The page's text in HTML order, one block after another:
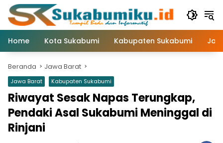
Langsung
konten
Home
Kota Sukabumi Kabupaten Sukabumi
Beranda Jawa Barat
Jawa Barat Kabupaten Sukabumi
Riwayat Sesak Napas Terungkap,
Pendaki Asal Sukabumi Meninggal di
Rinjani